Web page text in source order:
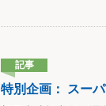
記事
特別企画： スー